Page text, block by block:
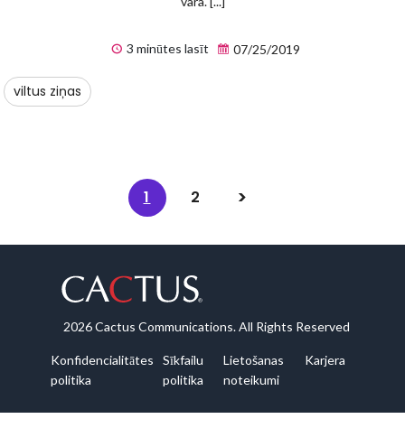
3 minūtes lasīt 07/25/2019
viltus ziņas
1 2
2026 Cactus Communications. All Rights Reserved
Konfidencialitātes
politika
Sīkfailu
politika
Lietošanas
noteikumi
Karjera